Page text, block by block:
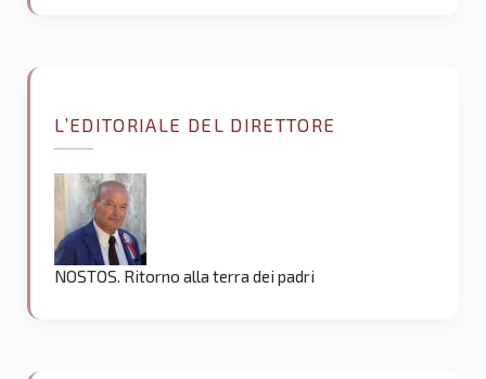
L’EDITORIALE DEL DIRETTORE
NOSTOS. Ritorno alla terra dei padri